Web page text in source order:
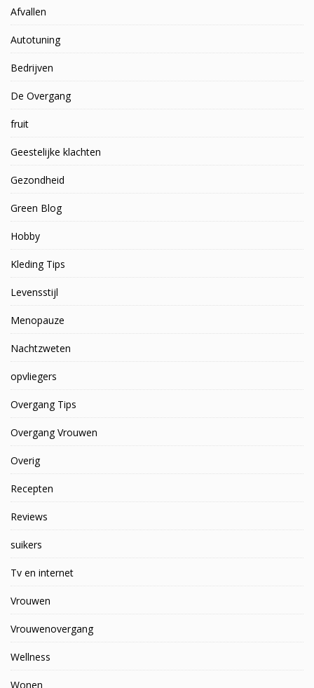
Afvallen
Autotuning
Bedrijven
De Overgang
fruit
Geestelijke klachten
Gezondheid
Green Blog
Hobby
Kleding Tips
Levensstijl
Menopauze
Nachtzweten
opvliegers
Overgang Tips
Overgang Vrouwen
Overig
Recepten
Reviews
suikers
Tv en internet
Vrouwen
Vrouwenovergang
Wellness
Wonen